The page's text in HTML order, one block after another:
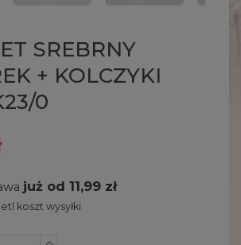
SREBRNY
+ KOLCZYKI
0
już od 11,99 zł
koszt wysyłki